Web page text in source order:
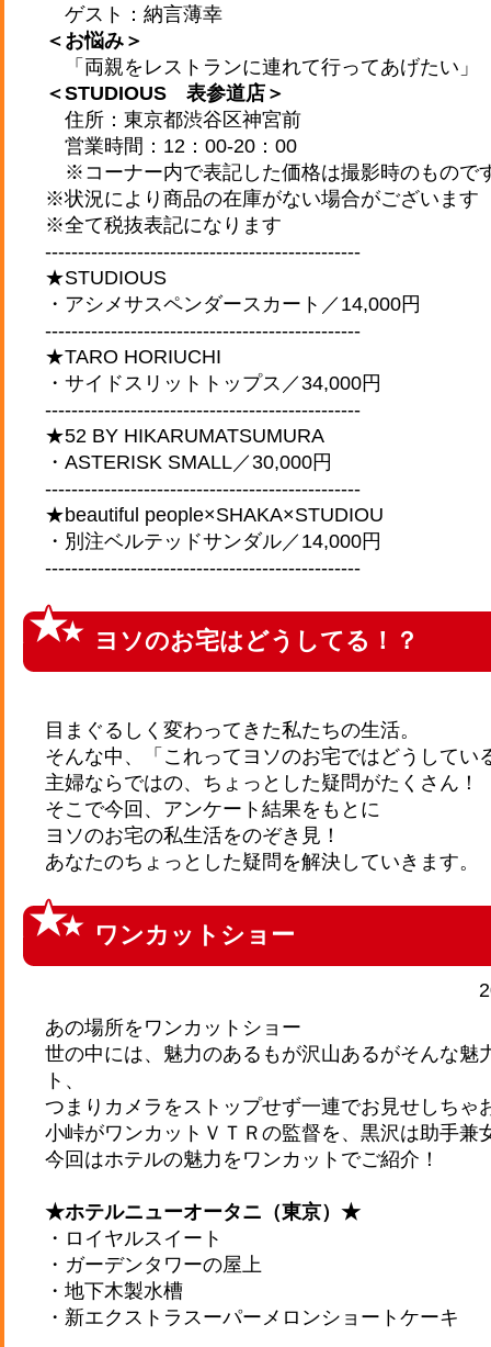
ゲスト：納言薄幸
＜お悩み＞
「両親をレストランに連れて行ってあげたい」
＜STUDIOUS 表参道店＞
住所：東京都渋谷区神宮前
営業時間：12：00-20：00
※コーナー内で表記した価格は撮影時のもので
※状況により商品の在庫がない場合がございます
※全て税抜表記になります
------------------------------------------------
★STUDIOUS
・アシメサスペンダースカート／14,000円
------------------------------------------------
★TARO HORIUCHI
・サイドスリットトップス／34,000円
------------------------------------------------
★52 BY HIKARUMATSUMURA
・ASTERISK SMALL／30,000円
------------------------------------------------
★beautiful people×SHAKA×STUDIOU
・別注ベルテッドサンダル／14,000円
------------------------------------------------
ヨソのお宅はどうしてる！？
目まぐるしく変わってきた私たちの生活。
そんな中、「これってヨソのお宅ではどうしてい
主婦ならではの、ちょっとした疑問がたくさん！
そこで今回、アンケート結果をもとに
ヨソのお宅の私生活をのぞき見！
あなたのちょっとした疑問を解決していきます。
ワンカットショー
あの場所をワンカットショー
世の中には、魅力のあるもが沢山あるがそんな魅
ト、
つまりカメラをストップせず一連でお見せしちゃ
小峠がワンカットＶＴＲの監督を、黒沢は助手兼
今回はホテルの魅力をワンカットでご紹介！
★ホテルニューオータニ（東京）★
・ロイヤルスイート
・ガーデンタワーの屋上
・地下木製水槽
・新エクストラスーパーメロンショートケーキ